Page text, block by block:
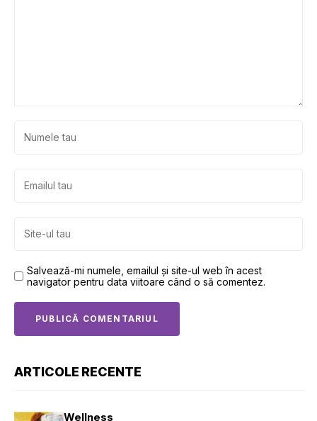
Salvează-mi numele, emailul și site-ul web în acest
navigator pentru data viitoare când o să comentez.
ARTICOLE RECENTE
Wellness